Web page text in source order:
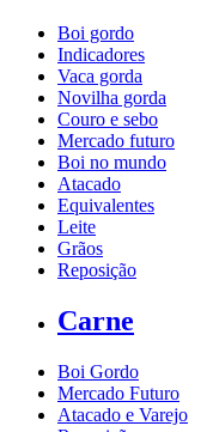
Boi gordo
Indicadores
Vaca gorda
Novilha gorda
Couro e sebo
Mercado futuro
Boi no mundo
Atacado
Equivalentes
Leite
Grãos
Reposição
Carne
Boi Gordo
Mercado Futuro
Atacado e Varejo